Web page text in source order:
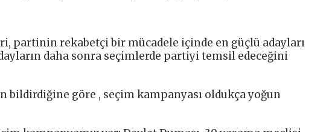
partinin rekabetçi bir mücadele içinde en güçlü adayları
daha sonra seçimlerde partiyi temsil edeceğini
bildirdiğine göre , seçim kampanyası oldukça yoğun